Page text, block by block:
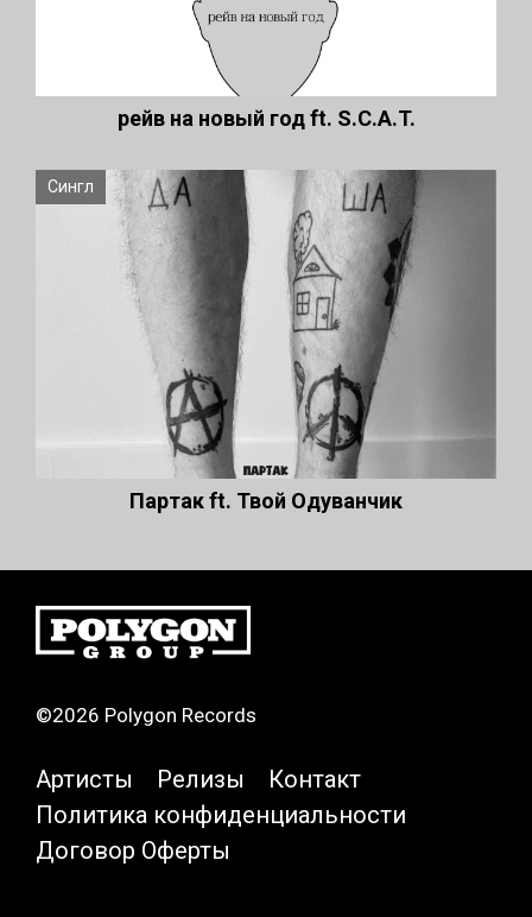
рейв на новый год ft. S.C.A.T.
Сингл
Партак ft. Твой Одуванчик
©2026 Polygon Records
Артисты Релизы
Контакт
Политика конфиденциальности
Договор Оферты